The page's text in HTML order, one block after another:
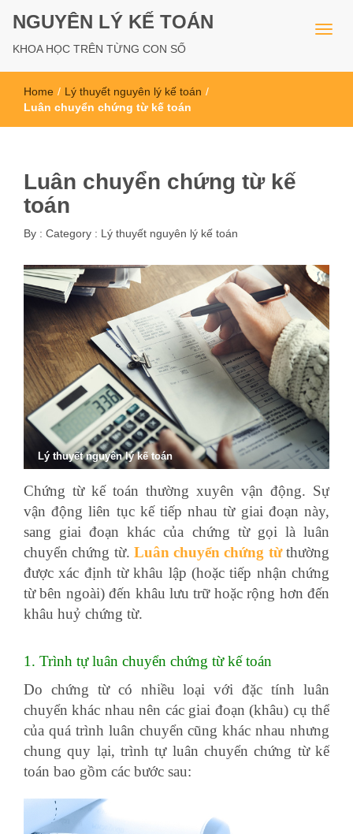
NGUYÊN LÝ KẾ TOÁN
KHOA HỌC TRÊN TỪNG CON SỐ
Home / Lý thuyết nguyên lý kế toán /
Luân chuyển chứng từ kế toán
Luân chuyển chứng từ kế
toán
By : Category : Lý thuyết nguyên lý kế toán
Lý thuyết nguyên lý kế toán
Chứng từ kế toán thường xuyên vận động. Sự
vận động liên tục kế tiếp nhau từ giai đoạn này,
sang giai đoạn khác của chứng từ gọi là luân
chuyển chứng từ. Luân chuyển chứng từthường
được xác định từ khâu lập (hoặc tiếp nhận chứng
từ bên ngoài) đến khâu lưu trữ hoặc rộng hơn đến
khâu huỷ chứng từ.
1. Trình tự luân chuyển chứng từ kế toán
Do chứng từ có nhiều loại với đặc tính luân
chuyển khác nhau nên các giai đoạn (khâu) cụ thể
của quá trình luân chuyển cũng khác nhau nhưng
chung quy lại, trình tự luân chuyển chứng từ kế
toán bao gồm các bước sau: